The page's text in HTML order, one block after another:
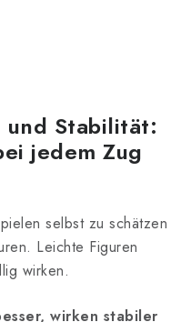
und Stabilität:
jedem Zug
selbst zu schätzen
Leichte Figuren
wirken.
wirken stabiler